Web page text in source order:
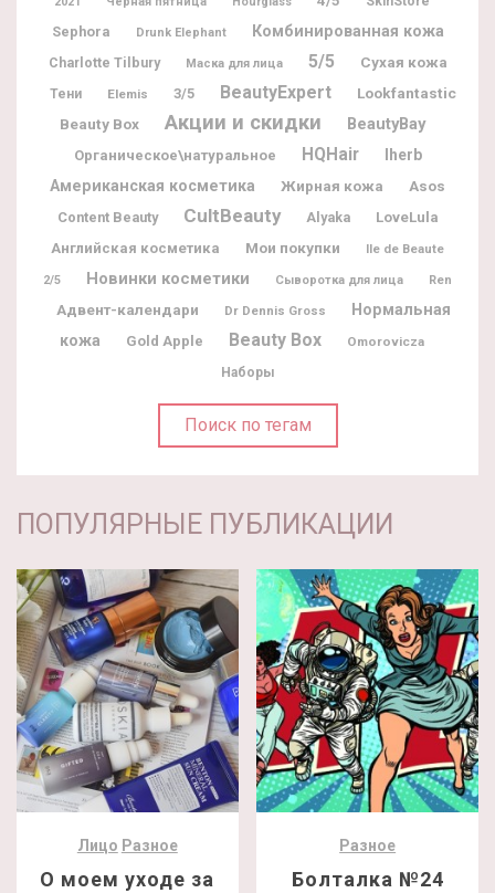
Sephora Drunk Elephant Комбинированная кожа
Charlotte Tilbury Маска для лица 5/5 Сухая кожа
Тени Elemis 3/5 BeautyExpert
Lookfantastic
Beauty Box
Акции и скидки BeautyBay
Органическое\натуральное HQHair
Iherb
Американская косметика
Жирная кожа
Asos
Content Beauty
CultBeauty Alyaka
LoveLula
Английская косметика
Мои покупки Ile de Beaute
2/5 Новинки косметики Сыворотка для лица Ren
Адвент-календари Dr Dennis Gross
Нормальная
кожа
Gold Apple Beauty Box
Omorovicza
Наборы
Поиск по тегам
ПОПУЛЯРНЫЕ ПУБЛИКАЦИИ
Лицо Разное
О моем уходе за
Разное
Болталка №24